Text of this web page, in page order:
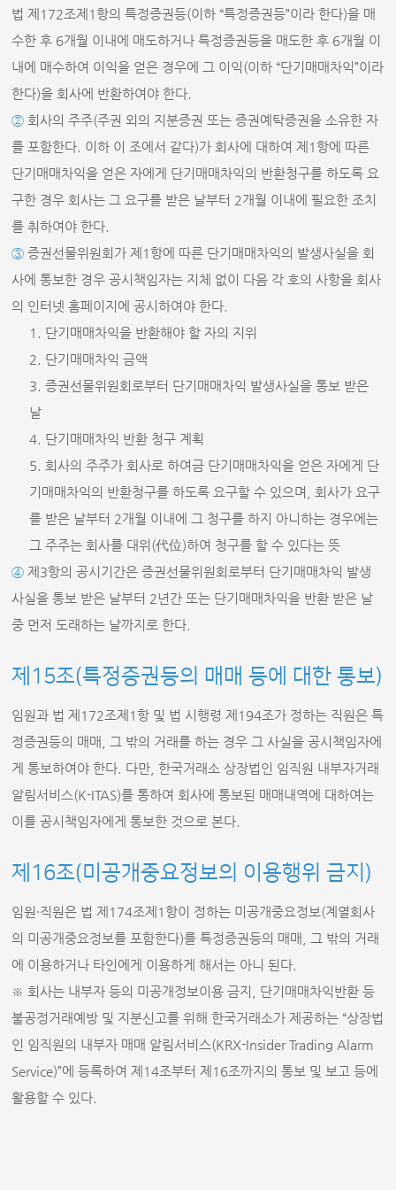
법 제172조제1항의 특정증권등(이하 “특정증권등”이라 한다)을 매
수한 후 6개월 이내에 매도하거나 특정증권등을 매도한 후 6개월 이
내에 매수하여 이익을 얻은 경우에 그 이익(이하 “단기매매차익”이라
한다)을 회사에 반환하여야 한다.
② 회사의 주주(주권 외의 지분증권 또는 증권예탁증권을 소유한 자
를 포함한다. 이하 이 조에서 같다)가 회사에 대하여 제1항에 따른
단기매매차익을 얻은 자에게 단기매매차익의 반환청구를 하도록 요
구한 경우 회사는 그 요구를 받은 날부터 2개월 이내에 필요한 조치
를 취하여야 한다.
③ 증권선물위원회가 제1항에 따른 단기매매차익의 발생사실을 회
사에 통보한 경우 공시책임자는 지체 없이 다음 각 호의 사항을 회사
의 인터넷 홈페이지에 공시하여야 한다.
1. 단기매매차익을 반환해야 할 자의 지위
2. 단기매매차익 금액
3. 증권선물위원회로부터 단기매매차익 발생사실을 통보 받은
날
4. 단기매매차익 반환 청구 계획
5. 회사의 주주가 회사로 하여금 단기매매차익을 얻은 자에게 단
기매매차익의 반환청구를 하도록 요구할 수 있으며, 회사가 요구
를 받은 날부터 2개월 이내에 그 청구를 하지 아니하는 경우에는
그 주주는 회사를 대위(代位)하여 청구를 할 수 있다는 뜻
④ 제3항의 공시기간은 증권선물위원회로부터 단기매매차익 발생
사실을 통보 받은 날부터 2년간 또는 단기매매차익을 반환 받은 날
중 먼저 도래하는 날까지로 한다.
제15조(특정증권등의 매매 등에 대한 통보)
임원과 법 제172조제1항 및 법 시행령 제194조가 정하는 직원은 특
정증권등의 매매, 그 밖의 거래를 하는 경우 그 사실을 공시책임자에
게 통보하여야 한다. 다만, 한국거래소 상장법인 임직원 내부자거래
알림서비스(K-ITAS)를 통하여 회사에 통보된 매매내역에 대하여는
이를 공시책임자에게 통보한 것으로 본다.
제16조(미공개중요정보의 이용행위 금지)
임원∙직원은 법 제174조제1항이 정하는 미공개중요정보(계열회사
의 미공개중요정보를 포함한다)를 특정증권등의 매매, 그 밖의 거래
에 이용하거나 타인에게 이용하게 해서는 아니 된다.
※ 회사는 내부자 등의 미공개정보이용 금지, 단기매매차익반환 등
불공정거래예방 및 지분신고를 위해 한국거래소가 제공하는 “상장법
인 임직원의 내부자 매매 알림서비스(KRX-Insider Trading Alarm
Service)”에 등록하여 제14조부터 제16조까지의 통보 및 보고 등에
활용할 수 있다.